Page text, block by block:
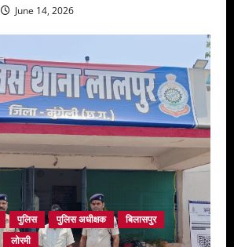
June 14, 2026
पुलिस पुलिस अधीक्षक
बिलासपुर
लोरमी